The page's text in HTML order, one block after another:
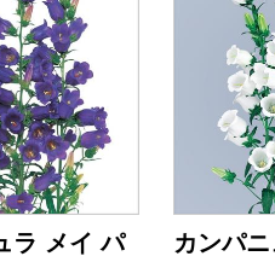
ラ メイ パ
カンパ